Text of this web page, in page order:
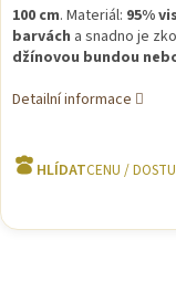
100 cm. Materiál: 95%
barvách a snadno je
džínovou bundou
Detailní informace
HLÍDAT